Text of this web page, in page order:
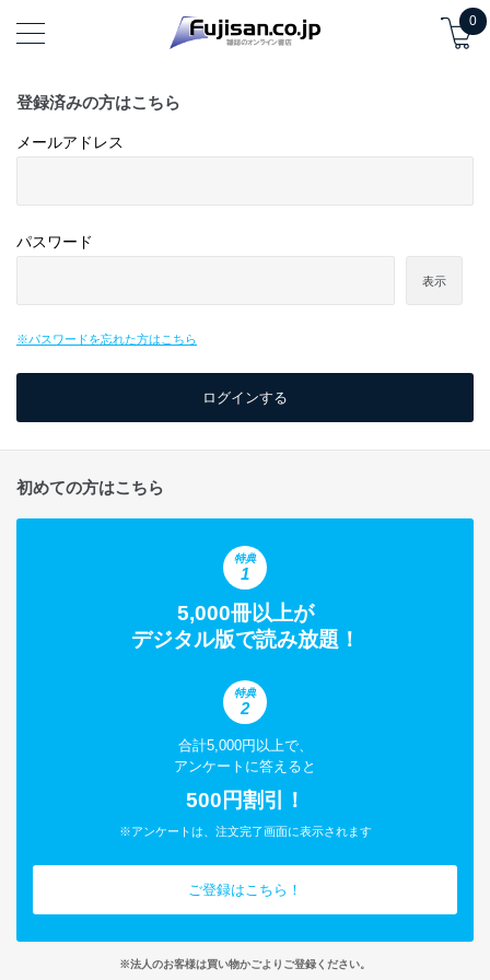
0
登録済みの方はこちら
メールアドレス
パスワード
表示
※パスワードを忘れた方はこちら
初めての方はこちら
特典
1
5,000冊以上が
デジタル版で読み放題！
特典
2
合計5,000円以上で、
アンケートに答えると
500円割引！
※アンケートは、注文完了画面に表示されます
ご登録はこちら！
※法人のお客様は買い物かごよりご登録ください。